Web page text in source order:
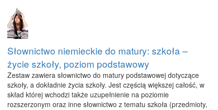
Słownictwo niemieckie do matury: szkoła –
życie szkoły, poziom podstawowy
Zestaw zawiera słownictwo do matury podstawowej dotyczące
szkoły, a dokładnie życia szkoły. Jest częścią większej całość, w
skład której wchodzi także uzupełnienie na poziomie
rozszerzonym oraz inne słownictwo z tematu szkoła (przedmioty,